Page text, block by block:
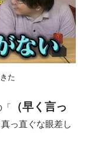
た
「
（早く言っ
っ直ぐな眼差し